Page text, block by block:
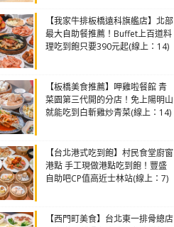
【我家牛排板橋遠科旗艦店】北部
最大自助餐推薦！Buffet上百道料
理吃到飽只要390元起(線上：14)
【板橋美食推薦】呷雞啦餐館 青
菜園第三代開的分店！免上陽明山
就能吃到白斬雞炒青菜(線上：14)
【台北港式吃到飽】村民食堂廚窗
港點 手工現做港點吃到飽！豐盛
自助吧CP值高近士林站(線上：7)
【西門町美食】台北東一排骨總店